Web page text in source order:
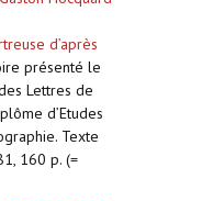
d’après
présenté le
Lettres de
d’Etudes
Texte
160 p. (=